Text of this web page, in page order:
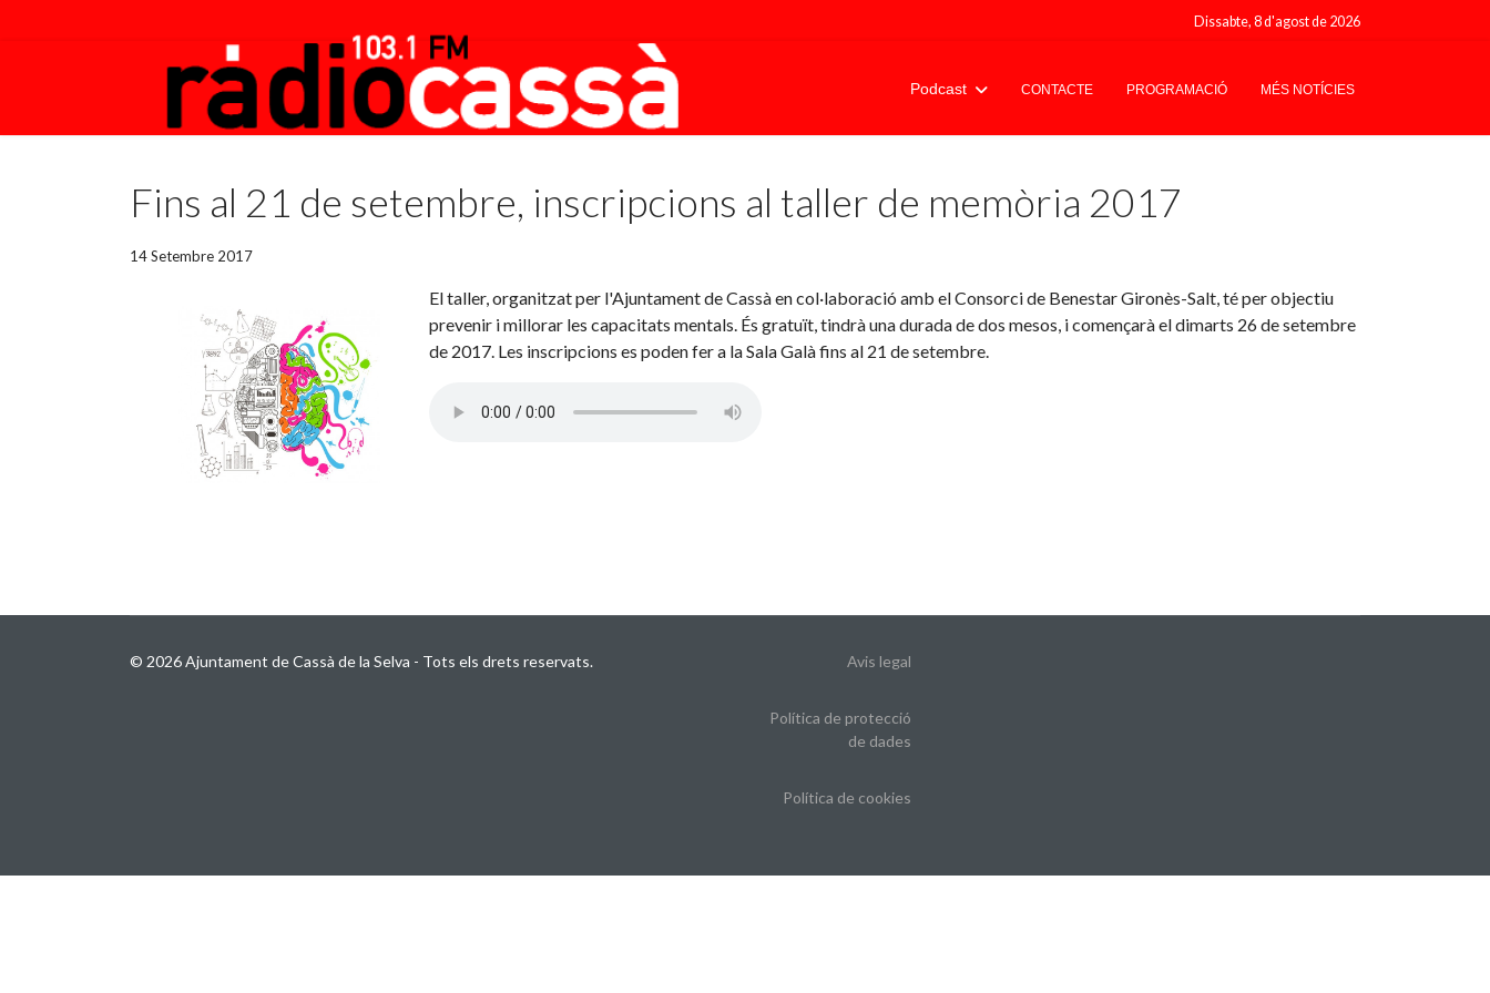
Dissabte, 8 d'agost de 2026
Podcast CONTACTE PROGRAMACIÓ MÉS NOTÍCIES
Fins al 21 de setembre, inscripcions al taller de memòria 2017
14 Setembre 2017
El taller, organitzat per l'Ajuntament de Cassà en col·laboració amb el Consorci de Benestar Gironès-Salt, té per objectiu
prevenir i millorar les capacitats mentals. És gratuït, tindrà una durada de dos mesos, i començarà el dimarts 26 de setembre
de 2017. Les inscripcions es poden fer a la Sala Galà fins al 21 de setembre.
© 2026 Ajuntament de Cassà de la Selva - Tots els drets reservats. Avis legal
Política de protecció
de dades
Política de cookies